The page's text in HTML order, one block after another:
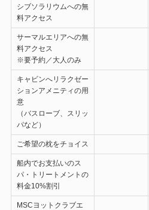
シブソラリウムへの無
料アクセス
サーマルエリアへの無
料アクセス
※要予約／大人のみ
キャビンへリラクゼー
ションアメニティの用
意
（バスローブ、スリッ
パなど）
ご希望の枕をチョイス
船内でお支払いのス
パ・トリートメントの
料金10%割引
MSCヨットクラブエ